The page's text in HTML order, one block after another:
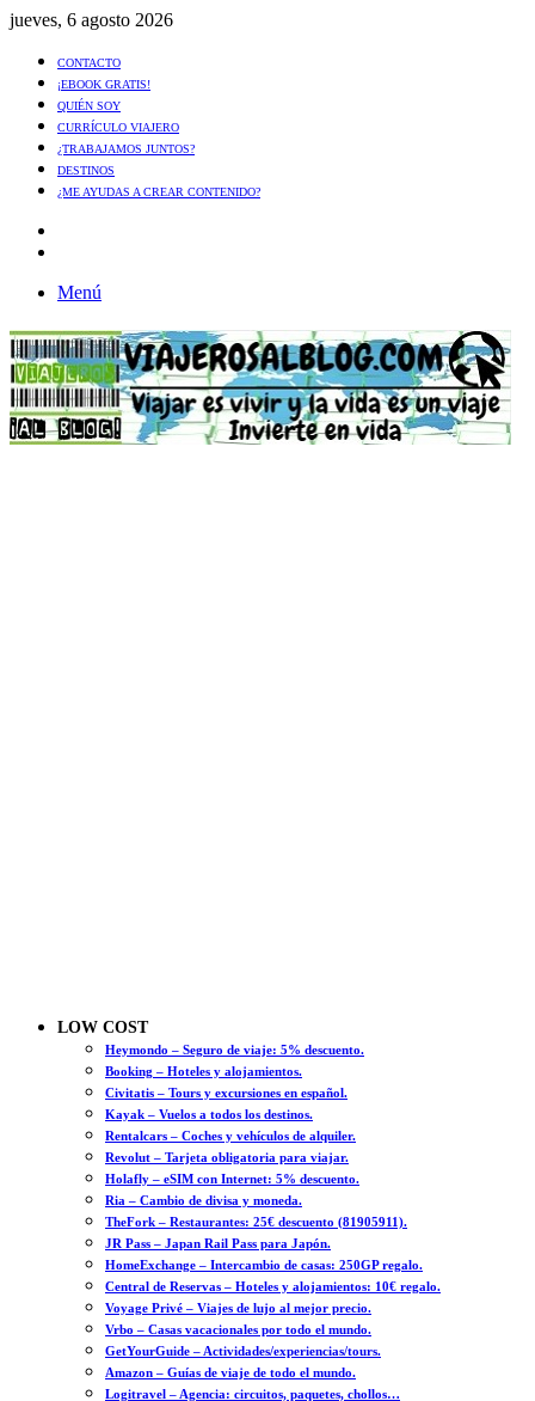
jueves, 6 agosto 2026
CONTACTO
¡EBOOK GRATIS!
QUIÉN SOY
CURRÍCULO VIAJERO
¿TRABAJAMOS JUNTOS?
DESTINOS
¿ME AYUDAS A CREAR CONTENIDO?
Menú
LOW COST
Heymondo – Seguro de viaje: 5% descuento.
Booking – Hoteles y alojamientos.
Civitatis – Tours y excursiones en español.
Kayak – Vuelos a todos los destinos.
Rentalcars – Coches y vehículos de alquiler.
Revolut – Tarjeta obligatoria para viajar.
Holafly – eSIM con Internet: 5% descuento.
Ria – Cambio de divisa y moneda.
TheFork – Restaurantes: 25€ descuento (81905911).
JR Pass – Japan Rail Pass para Japón.
HomeExchange – Intercambio de casas: 250GP regalo.
Central de Reservas – Hoteles y alojamientos: 10€ regalo.
Voyage Privé – Viajes de lujo al mejor precio.
Vrbo – Casas vacacionales por todo el mundo.
GetYourGuide – Actividades/experiencias/tours.
Amazon – Guías de viaje de todo el mundo.
Logitravel – Agencia: circuitos, paquetes, chollos…